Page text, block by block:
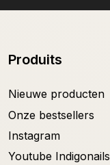
Produits
Nieuwe producten
Onze bestsellers
Instagram
Youtube Indigonails